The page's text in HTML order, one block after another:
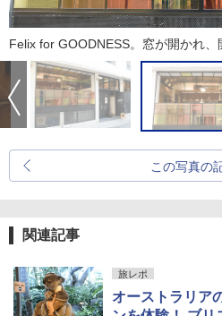
Felix for GOODNESS。窓が開かれ
この写真の
関連記事
旅レポ
オーストラリア